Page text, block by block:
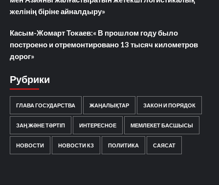
желінің біріне айналдыру»
Касым-Жомарт Токаев:« В прошлом году было
построено и отремонтировано 13 тысяч километров
дорог»
Рубрики
ГЛАВА ГОСУДАРСТВА ЖАҢАЛЫҚТАР ЗАКОН И ПОРЯДОК
ЗАҢ ЖӘНЕ ТӘРТІП ИНТЕРЕСНОЕ МЕМЛЕКЕТ БАСШЫСЫ
НОВОСТИ НОВОСТИ КЗ ПОЛИТИКА САЯСАТ